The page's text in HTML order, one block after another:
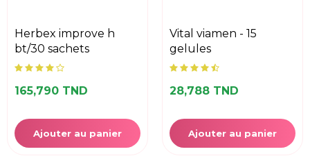
herbex improve h
bt/30 sachets
165,790 TND
Ajouter au panier
vital viamen - 15
gelules
28,788 TND
Ajouter au panier